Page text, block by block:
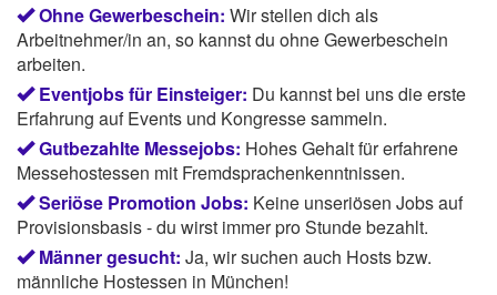
Ohne Gewerbeschein: Wir stellen dich als
Arbeitnehmer/in an, so kannst du ohne Gewerbeschein
arbeiten.
Eventjobs für Einsteiger: Du kannst bei uns die erste
Erfahrung auf Events und Kongresse sammeln.
Gutbezahlte Messejobs: Hohes Gehalt für erfahrene
Messehostessen mit Fremdsprachenkenntnissen.
Seriöse Promotion Jobs: Keine unseriösen Jobs auf
Provisionsbasis - du wirst immer pro Stunde bezahlt.
Männer gesucht: Ja, wir suchen auch Hosts bzw.
männliche Hostessen in München!